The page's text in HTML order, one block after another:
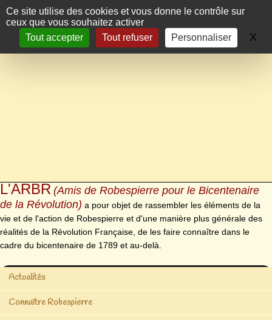
Panneau de gestion des cookies
Ce site utilise des cookies et vous donne le contrôle sur
ceux que vous souhaitez activer
Tout accepter
Tout refuser Personnaliser X
L'ARBR (Amis de Robespierre pour le Bicentenaire
de la Révolution) a pour objet de rassembler les éléments de la
vie et de l'action de Robespierre et d'une manière plus générale des
réalités de la Révolution Française, de les faire connaître dans le
cadre du bicentenaire de 1789 et au-delà.
Actualités
Connaître Robespierre